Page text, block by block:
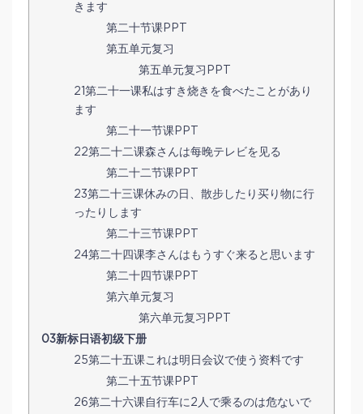
きます
第二十节课PPT
第五单元复习
第五单元复习PPT
21第二十一课私はすき烧きを食べたことがあり
ます
第二十一节课PPT
22第二十二课森さんは每晚テレビを见る
第二十二节课PPT
23第二十三课休みの日、散步したり买り物に行
ったりします
第二十三节课PPT
24第二十四课李さんはもうすぐ来ると思います
第二十四节课PPT
第六单元复习
第六单元复习PPT
03新标日语初级下册
25第二十五课これは明日会议で使う资料です
第二十五节课PPT
26第二十六课自行车に2人で乘るのは危ないで